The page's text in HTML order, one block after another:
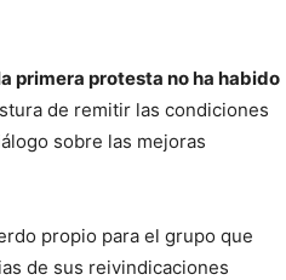
primera protesta no ha habido
de remitir las condiciones
sobre las mejoras
propio para el grupo que
de sus reivindicaciones